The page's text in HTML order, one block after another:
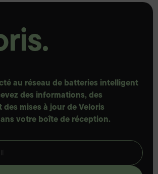
au réseau de batteries intelligent
des informations, des
mises à jour de Veloris
votre boîte de réception.